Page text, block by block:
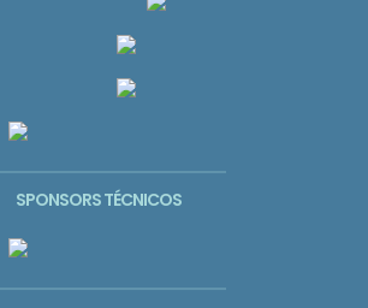
SPONSORS TÉCNICOS